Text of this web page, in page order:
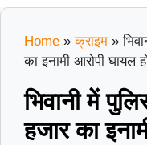
Home » क्राइम »
का इनामी आरोपी घायल
भिवानी में
हजार का